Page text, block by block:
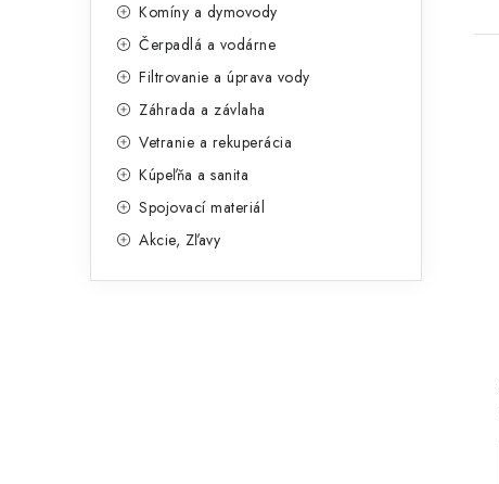
Komíny a dymovody
Čerpadlá a vodárne
Filtrovanie a úprava vody
Záhrada a závlaha
Vetranie a rekuperácia
Kúpeľňa a sanita
Spojovací materiál
Akcie, Zľavy
o